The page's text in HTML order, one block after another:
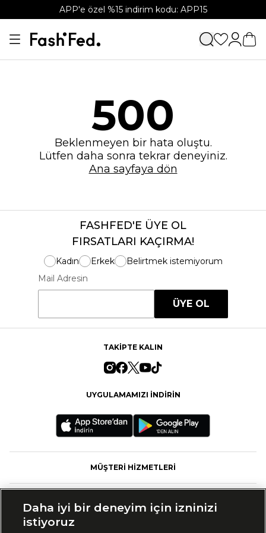
APP'e özel %15 indirim kodu: APP15
500
Beklenmeyen bir hata oluştu.
Lütfen daha sonra tekrar deneyiniz.
Ana sayfaya dön
FASHFED'E ÜYE OL
FIRSATLARI KAÇIRMA!
Kadın Erkek
Belirtmek istemiyorum
Mail Adresin
ÜYE OL
TAKİPTE KALIN
UYGULAMAMIZI İNDİRİN
MÜŞTERİ HİZMETLERİ
Daha iyi bir deneyim için izninizi
istiyoruz